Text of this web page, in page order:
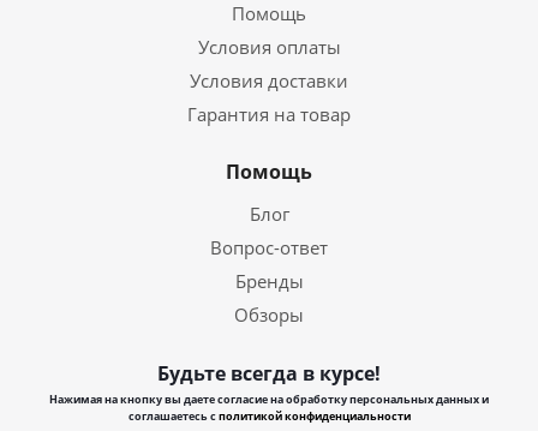
Помощь
Условия оплаты
Условия доставки
Гарантия на товар
Помощь
Блог
Вопрос-ответ
Бренды
Обзоры
Будьте всегда в курсе!
Нажимая на кнопку вы даете согласие на обработку персональных данных и
соглашаетесь сполитикой конфиденциальности